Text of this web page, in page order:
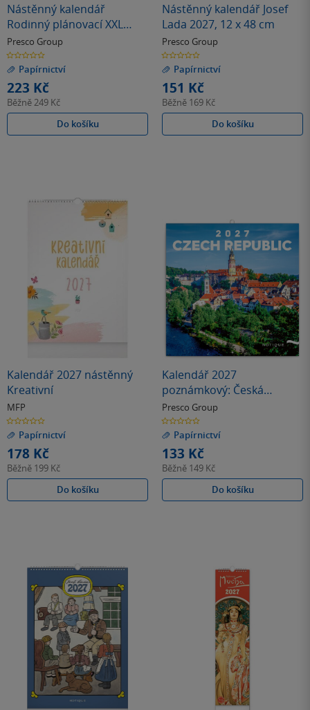
Nástěnný kalendář
Rodinný plánovací XXL
2027
Presco Group
0.0
z
5
hvězdiček
Papírnictví
223 Kč
Běžně249 Kč
Do košíku
Nástěnný kalendář Josef
Lada 2027, 12 x 48 cm
Presco Group
0.0
z
5
hvězdiček
Papírnictví
151 Kč
Běžně 169 Kč
Do košíku
Kalendář 2027 nástěnný
Kreativní
MFP
0.0
z
5
hvězdiček
Papírnictví
178 Kč
Běžně 199 Kč
Do košíku
Kalendář 2027
poznámkový: Česká
republika 2027, 20 x 20 cm
Presco Group
0.0
z
5
hvězdiček
Papírnictví
133 Kč
Běžně 149 Kč
Do košíku